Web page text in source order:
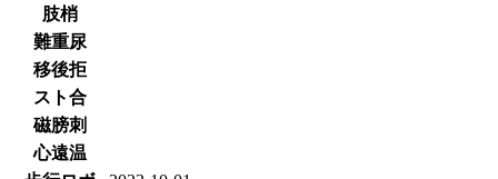
肢梢
難重尿
移後拒
スト合
磁膀刺
心遠温